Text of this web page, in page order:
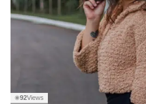
◉92Views